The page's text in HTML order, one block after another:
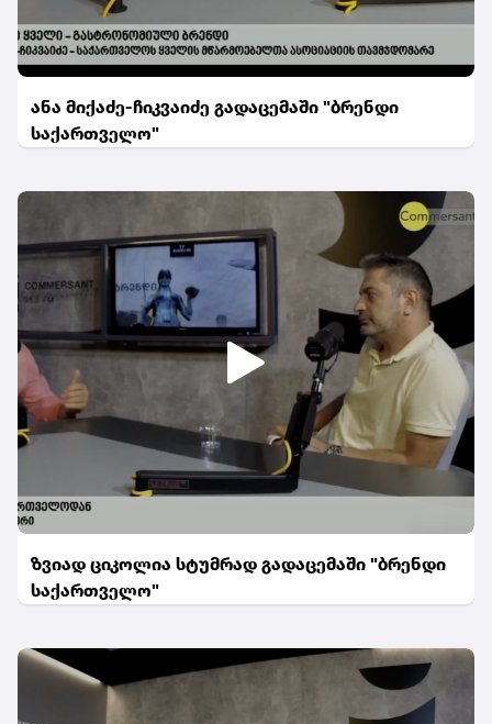
ანა მიქაძე-ჩიკვაიძე გადაცემაში "ბრენდი
საქართველო"
ზვიად ციკოლია სტუმრად გადაცემაში "ბრენდი
საქართველო"